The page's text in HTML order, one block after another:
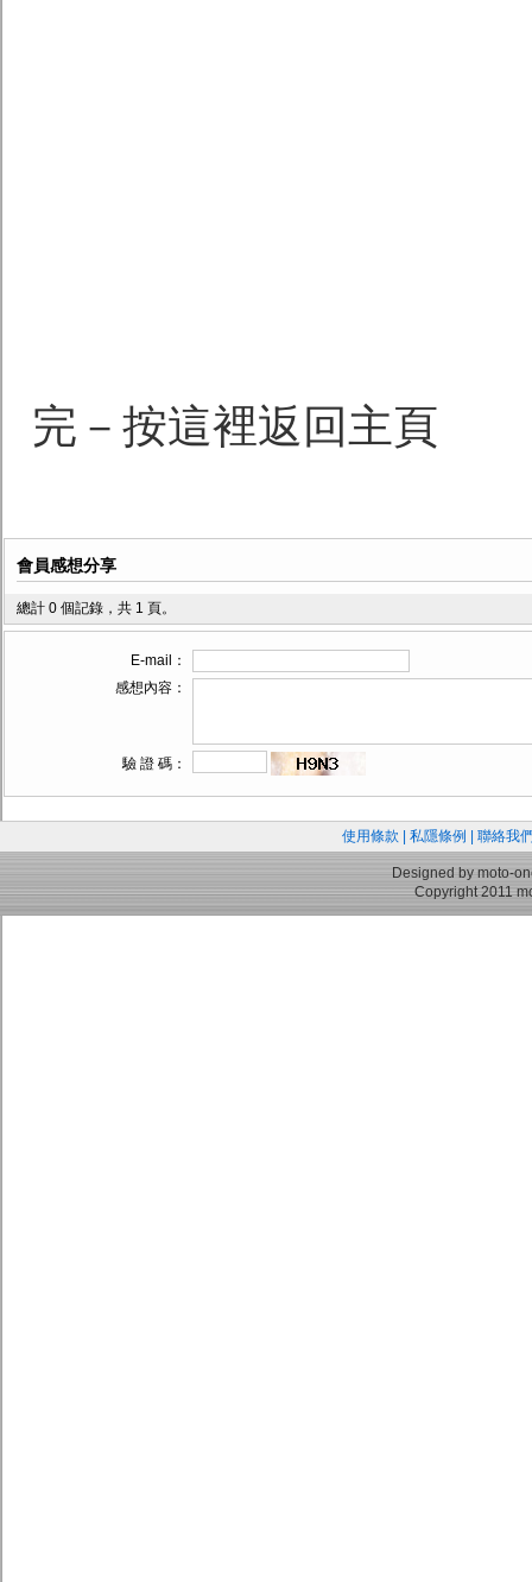
完－按這裡返回主頁
會員感想分享
總計 0 個記錄，共 1 頁。
E-mail：
感想內容：
驗 證 碼：
使用條款 私隱條例 聯絡我
Designed by moto-
Copyright 2011